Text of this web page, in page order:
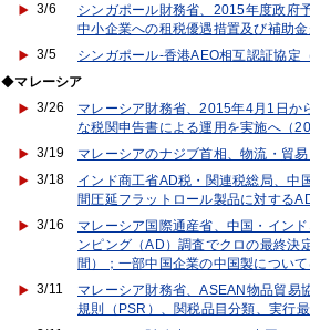
3/6
シンガポール財務省、2015年度政府
中小企業への租税優遇措置及び補助
3/5
シンガポール-香港AEO相互認証協
◆マレーシア
3/26
マレーシア財務省、2015年4月1日か
な税関申告書による運用を実施へ（
3/19
マレーシアのナジブ首相、物流・貿
3/18
インド商工省AD税・関連税総局、中
間圧延フラットロール製品に対する
3/16
マレーシア国際通産省、中国・イン
ンピング（AD）調査でクロの最終
間）；一部中国企業の中国製につい
3/11
マレーシア財務省、ASEAN物品貿易
規則（PSR）、関税品目分類、実行